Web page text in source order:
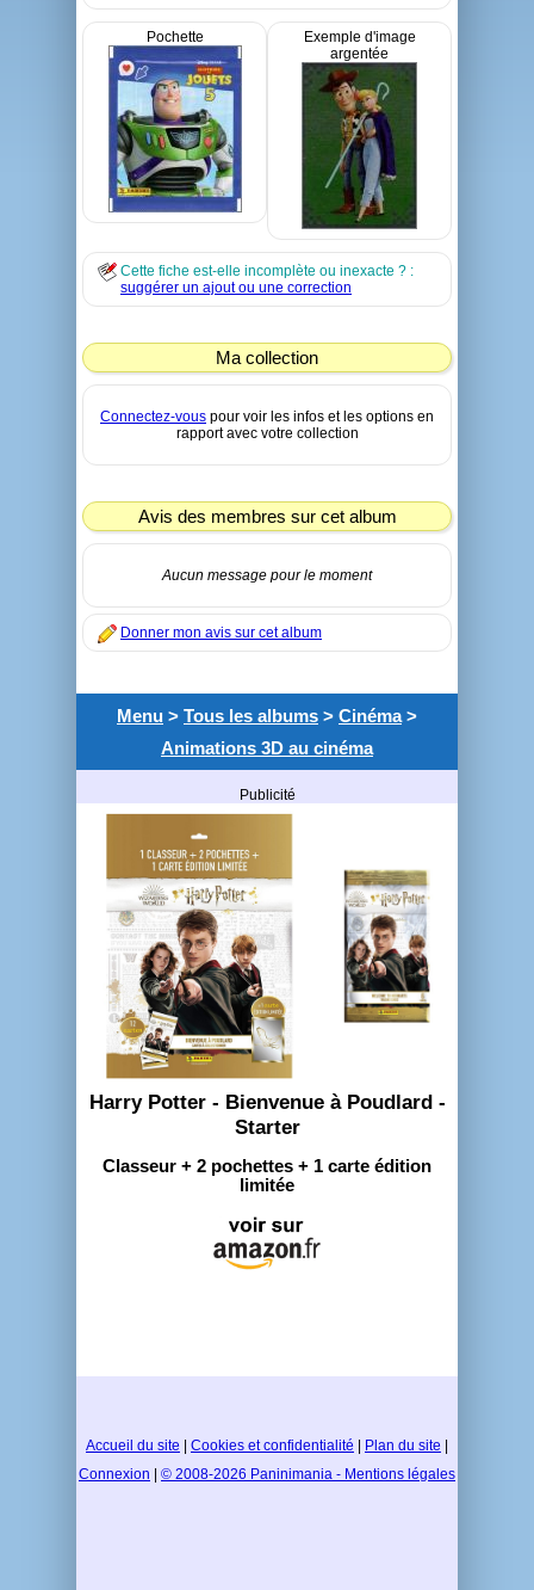
Pochette
Exemple d'image
argentée
Cette fiche est-elle incomplète ou inexacte ? :
suggérer un ajout ou une correction
Ma collection
Connectez-vous pour voir les infos et les options en
rapport avec votre collection
Avis des membres sur cet album
Aucun message pour le moment
Donner mon avis sur cet album
Menu > Tous les albums > Cinéma>
Animations 3D au cinéma
Publicité
Harry Potter - Bienvenue à Poudlard -
Starter
Classeur + 2 pochettes + 1 carte édition
limitée
Accueil du site Cookies et confidentialité Plan du site
Connexion
© 2008-2026 Paninimania - Mentions légales